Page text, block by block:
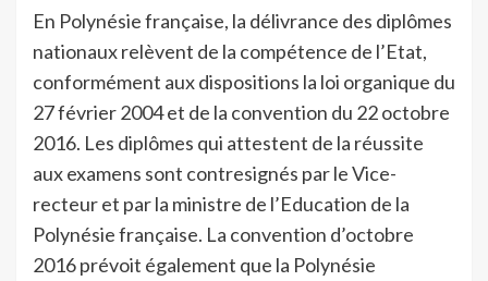
En Polynésie française, la délivrance des diplômes
nationaux relèvent de la compétence de l’Etat,
conformément aux dispositions la loi organique du
27 février 2004 et de la convention du 22 octobre
2016. Les diplômes qui attestent de la réussite
aux examens sont contresignés par le Vice-
recteur et par la ministre de l’Education de la
Polynésie française. La convention d’octobre
2016 prévoit également que la Polynésie